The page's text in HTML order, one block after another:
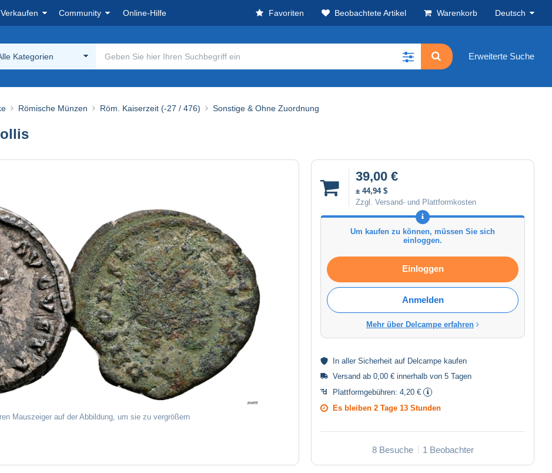
Verkaufen Community Online-Hilfe Favoriten Beobachtete Artikel Warenkorb Deutsch
Kategorien Erweiterte Suche
Römische Münzen Röm. Kaiserzeit (-27 / 476) Sonstige & Ohne Zuordnung
Mauszeiger auf der Abbildung, um sie zu vergrößern
39,00 €
± 44,94 $
Zzgl. Versand- und Plattformkosten
Um kaufen zu können, müssen Sie sich
einloggen.
Einloggen
Anmelden
Mehr über Delcampe erfahren
In aller Sicherheit auf Delcampe kaufen
Versand ab 0,00 € innerhalb von 5 Tagen
Plattformgebühren: 4,20 €
Es bleiben 2 Tage 13 Stunden
8 Besuche 1 Beobachter